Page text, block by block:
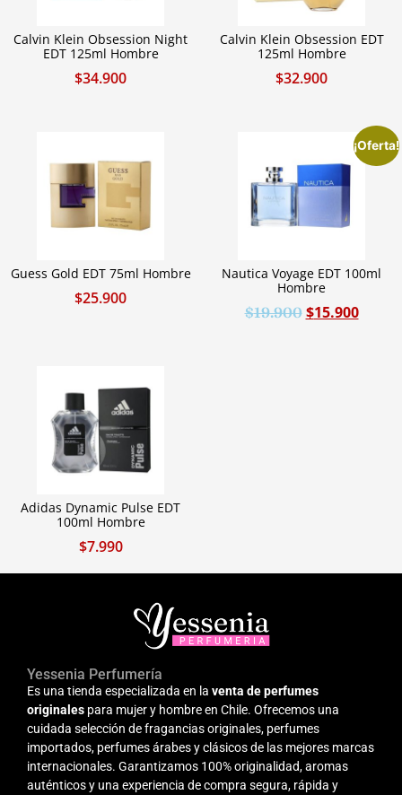
Calvin Klein Obsession Night
EDT 125ml Hombre
$34.900
Calvin Klein Obsession EDT
125ml Hombre
$32.900
Guess Gold EDT 75ml Hombre
$25.900
¡Oferta!
Nautica Voyage EDT 100ml
Hombre
$19.900 $15.900
Adidas Dynamic Pulse EDT
100ml Hombre
$7.990
Yessenia Perfumería
Es una tienda especializada en la venta de perfumes
originales para mujer y hombre en Chile. Ofrecemos una
cuidada selección de fragancias originales, perfumes
importados, perfumes árabes y clásicos de las mejores marcas
internacionales. Garantizamos 100% originalidad, aromas
auténticos y una experiencia de compra segura, rápida y